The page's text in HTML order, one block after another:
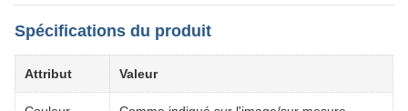
Spécifications du produit
Attribut Valeur